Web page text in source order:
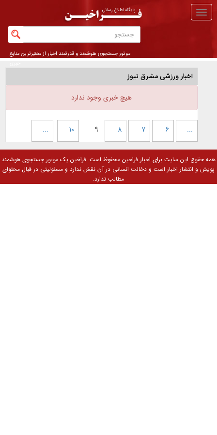
منو
اصلی
موتور جستجوی هوشمند و قدرتمند اخبار از معتبرترین منابع
اخبار ورزشی مشرق نیوز
هیچ خبری وجود ندارد
...
6
7
8
9
10
...
همه حقوق این سایت برای اخبار فراخین محفوظ است. فراخین یک موتور جستجوی هوشمند
پویش و انتشار اخبار است و دخالت انسانی در آن نقش ندارد و مسئولیتی در قبال محتوای
مطالب ندارد.